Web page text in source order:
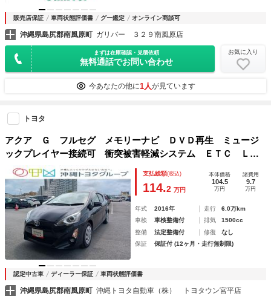
販売店保証 車両状態評価書 グー鑑定 オンライン商談可
沖縄県島尻郡南風原町 ガリバー ３２９南風原店
まずは在庫確認・見積依頼
無料通話でお問い合わせ
お気に入り
今あなたの他に1人が見ています
トヨタ
アクア Ｇ フルセグ メモリーナビ ＤＶＤ再生 ミュージ
ックプレイヤー接続可 衝突被害軽減システム ＥＴＣ ＬＥ
Ｄヘッドランプ 記録簿 アイドリングストップ
支払総額(税込)
114.2 万円
本体価格
104.5
万円
諸費用
9.7
万円
年式 2016年 走行
6.0万km
車検
車検整備付 排気
1500cc
整備
法定整備付 修復
なし
保証
保証付 (12ヶ月・走行無制限)
認定中古車 ディーラー保証 車両状態評価書
沖縄県島尻郡南風原町 沖縄トヨタ自動車（株） トヨタウン宮平店